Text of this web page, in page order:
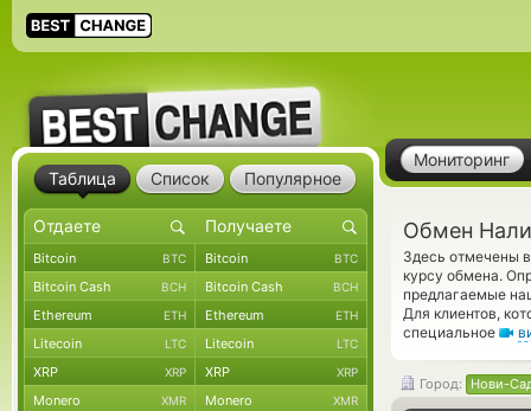
Мониторинг
Обмен
Здесь отмечены
курсу обмена.
предлагаемые
Для клиентов,
специальное
Город: Нови-
Таблица Список Популярное
Bitcoin BTC Bitcoin BTC
Bitcoin Cash BCH Bitcoin Cash BCH
Ethereum ETH Ethereum ETH
Litecoin LTC Litecoin LTC
XRP XRP XRP XRP
Monero XMR Monero XMR